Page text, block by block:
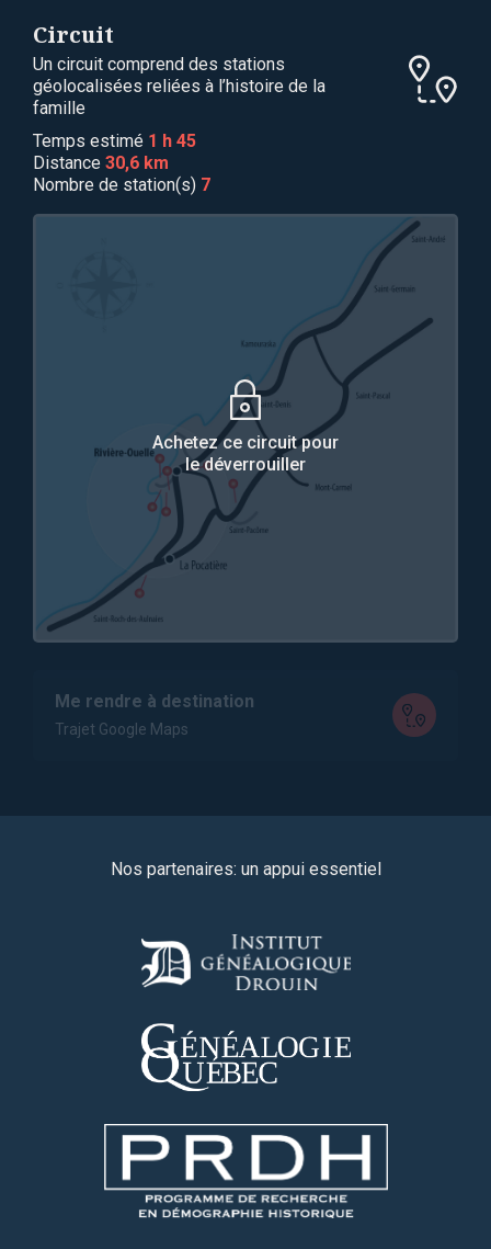
Circuit
Un circuit comprend des stations
géolocalisées reliées à l’histoire de la
famille
Temps estimé 1 h 45
Distance 30,6 km
Nombre de station(s) 7
Achetez ce circuit pour
le déverrouiller
Me rendre à destination
Trajet Google Maps
Nos partenaires: un appui essentiel